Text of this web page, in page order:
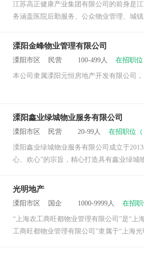
江苏高正健康产业集团有限公司的前身是
务涵盖医院后勤服务、公众物业管理、城
溧阳金峰物业管理有限公司
溧阳市区 民营 100-499人 在招职
本公司隶属溧阳元恒房地产开发有限公司
溧阳鑫业绿城物业服务有限公司
溧阳市区 民营 20-99人 在招职位（
溧阳鑫业绿城物业服务有限公司成立于
心、欢心”的宗旨，精心打造具有鑫业绿城
光明地产
溧阳市区 国企 1000-9999人 在招
“上海农工商旺都物业管理有限公司”是“
工商旺都物业管理有限公司”隶属于“上海